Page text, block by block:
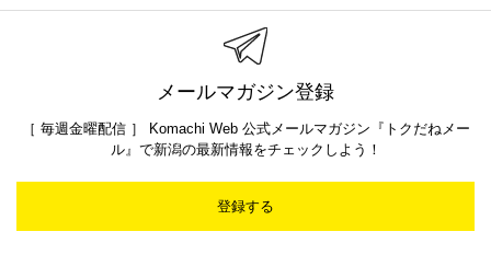
メールマガジン登録
［ 毎週金曜配信 ］ Komachi Web 公式メールマガジン『トクだねメー
ル』で新潟の最新情報をチェックしよう！
登録する